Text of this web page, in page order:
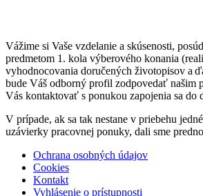
Vážime si Vaše vzdelanie a skúsenosti,
predmetom 1. kola výberového konania
vyhodnocovania doručených životopisov a
bude Váš odborný profil zodpovedať našim
Vás kontaktovať s ponukou zapojenia sa do
V prípade, ak sa tak nestane v priebehu
uzávierky pracovnej ponuky, dali sme
Ochrana osobných údajov
Cookies
Kontakt
Vyhlásenie o prístupnosti